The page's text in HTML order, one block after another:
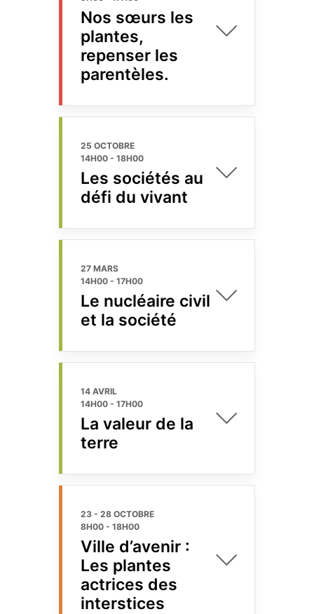
Nos sœurs les
plantes,
repenser les
parentèles.
25 OCTOBRE
14H00 - 18H00
Les sociétés au
défi du vivant
27 MARS
14H00 - 17H00
Le nucléaire civil
et la société
14 AVRIL
14H00 - 17H00
La valeur de la
terre
23 - 28 OCTOBRE
8H00 - 18H00
Ville d’avenir :
Les plantes
actrices des
interstices